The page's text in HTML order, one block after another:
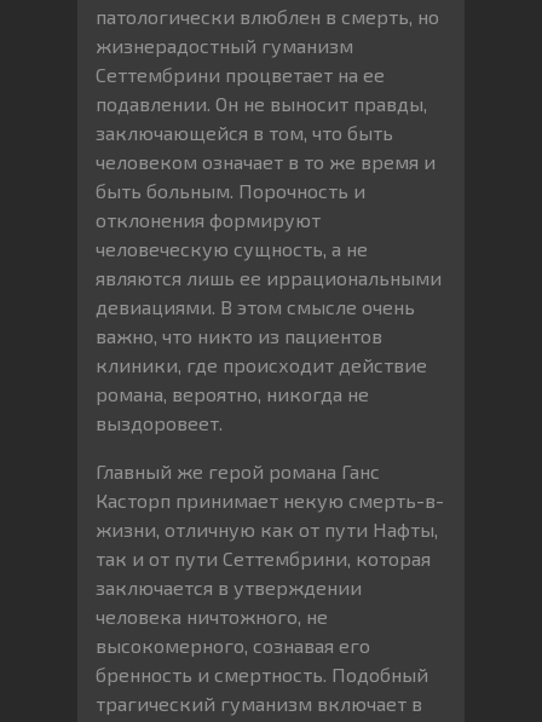
патологически влюблен в смерть, но
жизнерадостный гуманизм
Сеттембрини процветает на ее
подавлении. Он не выносит правды,
заключающейся в том, что быть
человеком означает в то же время и
быть больным. Порочность и
отклонения формируют
человеческую сущность, а не
являются лишь ее иррациональными
девиациями. В этом смысле очень
важно, что никто из пациентов
клиники, где происходит действие
романа, вероятно, никогда не
выздоровеет.
Главный же герой романа Ганс
Касторп принимает некую смерть-в-
жизни, отличную как от пути Нафты,
так и от пути Сеттембрини, которая
заключается в утверждении
человека ничтожного, не
высокомерного, сознавая его
бренность и смертность. Подобный
трагический гуманизм включает в